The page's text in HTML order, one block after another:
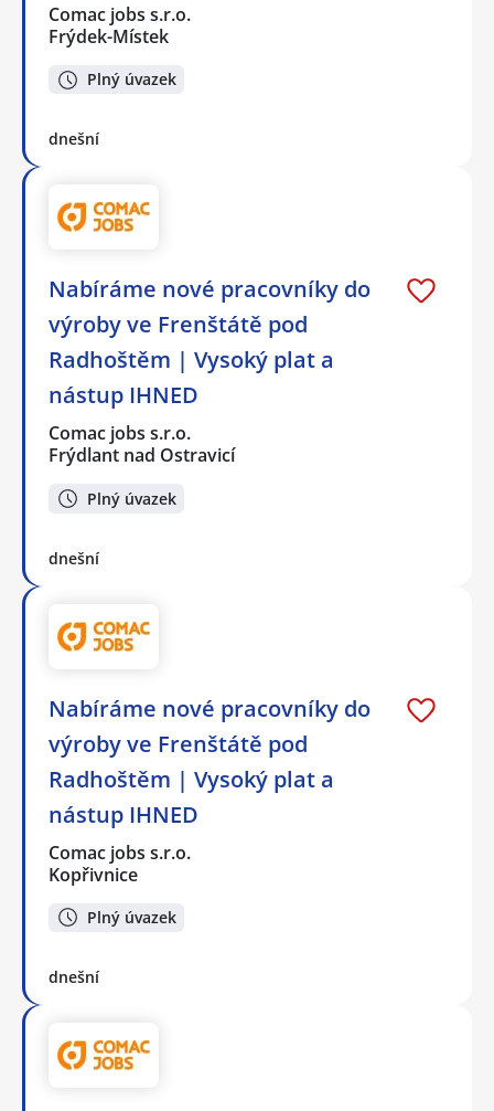
Comac jobs s.r.o.
Frýdek-Místek
Plný úvazek
dnešní
Nabíráme nové pracovníky do
výroby ve Frenštátě pod
Radhoštěm | Vysoký plat a
nástup IHNED
Comac jobs s.r.o.
Frýdlant nad Ostravicí
Plný úvazek
dnešní
Nabíráme nové pracovníky do
výroby ve Frenštátě pod
Radhoštěm | Vysoký plat a
nástup IHNED
Comac jobs s.r.o.
Kopřivnice
Plný úvazek
dnešní